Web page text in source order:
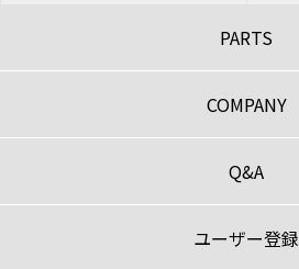
PARTS
COMPANY
Q&A
ユーザー登録